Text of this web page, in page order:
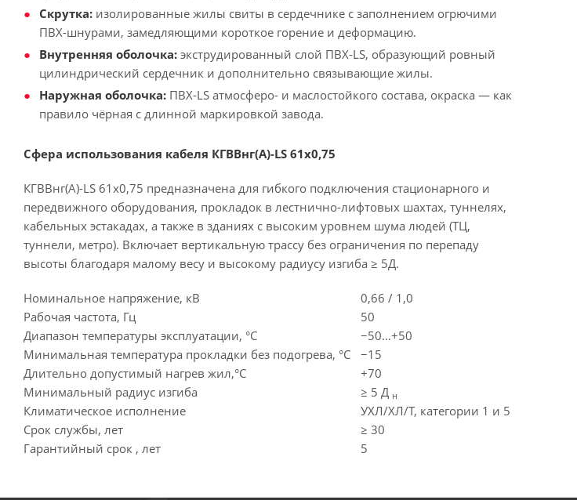
Скрутка: изолированные жилы свиты в сердечнике с заполнением огрючими
ПВХ-шнурами, замедляющими короткое горение и деформацию.
Внутренняя оболочка: экструдированный слой ПВХ-LS, образующий ровный
цилиндрический сердечник и дополнительно связывающие жилы.
Наружная оболочка: ПВХ-LS атмосферо- и маслостойкого состава, окраска — как
правило чёрная с длинной маркировкой завода.
Сфера использования кабеля КГВВнг(А)-LS 61х0,75
КГВВнг(А)-LS 61х0,75 предназначена для гибкого подключения стационарного и
передвижного оборудования, прокладок в лестнично-лифтовых шахтах, туннелях,
кабельных эстакадах, а также в зданиях с высоким уровнем шума людей (ТЦ,
туннели, метро). Включает вертикальную трассу без ограничения по перепаду
высоты благодаря малому весу и высокому радиусу изгиба ≥ 5Д.
Номинальное напряжение, кВ
0,66 / 1,0
Рабочая частота, Гц
50
Диапазон температуры эксплуатации, °C
−50…+50
Минимальная температура прокладки без подогрева, °C
−15
Длительно допустимый нагрев жил,°C
+70
Минимальный радиус изгиба
≥ 5 Д н
Климатическое исполнение
УХЛ/ХЛ/Т, категории 1 и 5
Срок службы, лет
≥ 30
Гарантийный срок , лет
5